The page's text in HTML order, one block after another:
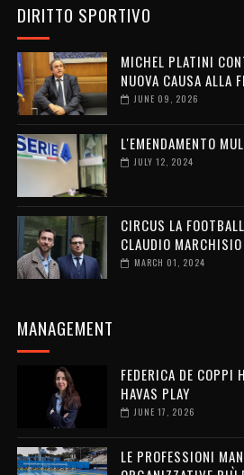
DIRITTO SPORTIVO
MICHEL PLATINI
NUOVA CAUSA ALLA
JUNE 09, 2026
L'EMENDAMENTO
JULY 12, 2024
CIRCUS LA
CLAUDIO
MARCH 01, 2024
MANAGEMENT
FEDERICA DE COPPI
HAVAS PLAY
JUNE 17, 2026
LE PROFESSIONI